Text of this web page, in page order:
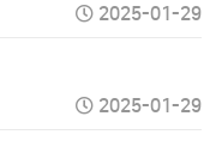
2025-01-29
2025-01-29